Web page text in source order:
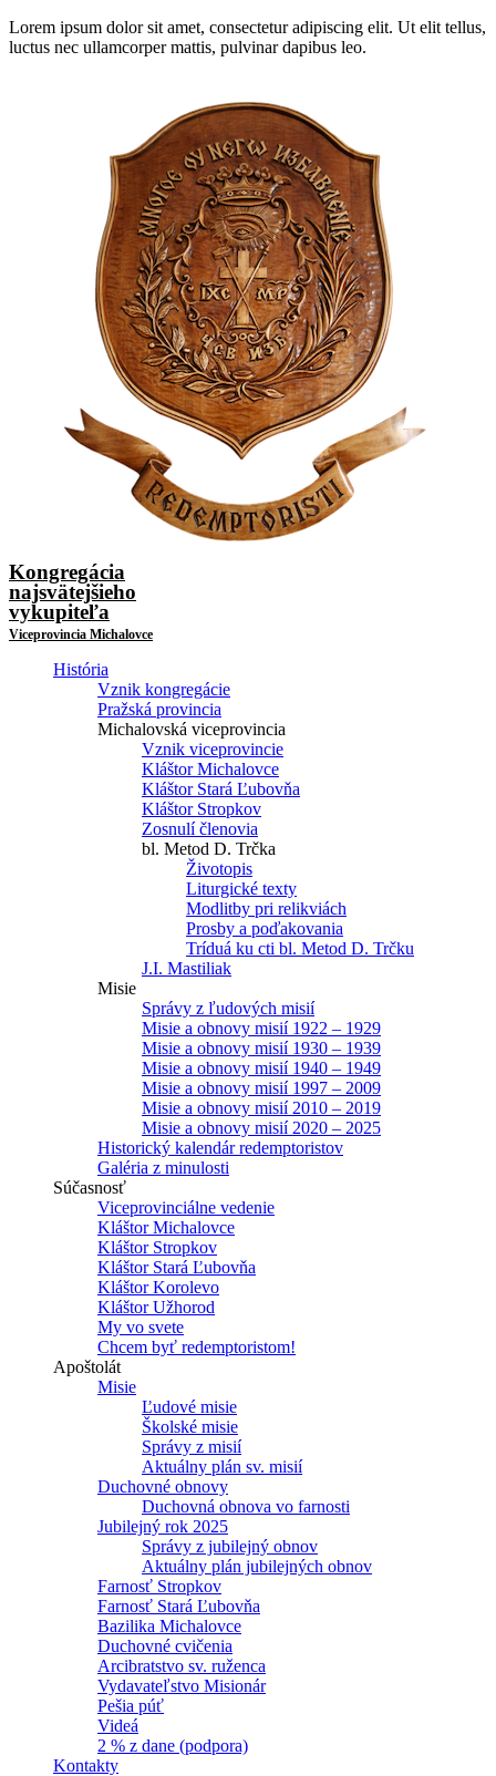
Lorem ipsum dolor sit amet, consectetur adipiscing elit. Ut elit tellus,
luctus nec ullamcorper mattis, pulvinar dapibus leo.
Kongregácia
najsvätejšieho
vykupiteľa
Viceprovincia Michalovce
História
Vznik kongregácie
Pražská provincia
Michalovská viceprovincia
Vznik viceprovincie
Kláštor Michalovce
Kláštor Stará Ľubovňa
Kláštor Stropkov
Zosnulí členovia
bl. Metod D. Trčka
Životopis
Liturgické texty
Modlitby pri relikviách
Prosby a poďakovania
Tríduá ku cti bl. Metod D. Trčku
J.I. Mastiliak
Misie
Správy z ľudových misií
Misie a obnovy misií 1922 – 1929
Misie a obnovy misií 1930 – 1939
Misie a obnovy misií 1940 – 1949
Misie a obnovy misií 1997 – 2009
Misie a obnovy misií 2010 – 2019
Misie a obnovy misií 2020 – 2025
Historický kalendár redemptoristov
Galéria z minulosti
Súčasnosť
Viceprovinciálne vedenie
Kláštor Michalovce
Kláštor Stropkov
Kláštor Stará Ľubovňa
Kláštor Korolevo
Kláštor Užhorod
My vo svete
Chcem byť redemptoristom!
Apoštolát
Misie
Ľudové misie
Školské misie
Správy z misií
Aktuálny plán sv. misií
Duchovné obnovy
Duchovná obnova vo farnosti
Jubilejný rok 2025
Správy z jubilejný obnov
Aktuálny plán jubilejných obnov
Farnosť Stropkov
Farnosť Stará Ľubovňa
Bazilika Michalovce
Duchovné cvičenia
Arcibratstvo sv. ruženca
Vydavateľstvo Misionár
Pešia púť
Videá
2 % z dane (podpora)
Kontakty